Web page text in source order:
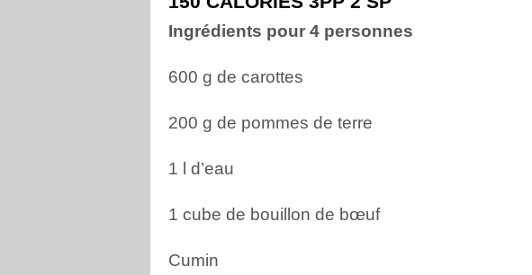
Ingrédients pour 4 personnes
600 g de carottes
200 g de pommes de terre
1 l d’eau
1 cube de bouillon de bœuf
Cumin